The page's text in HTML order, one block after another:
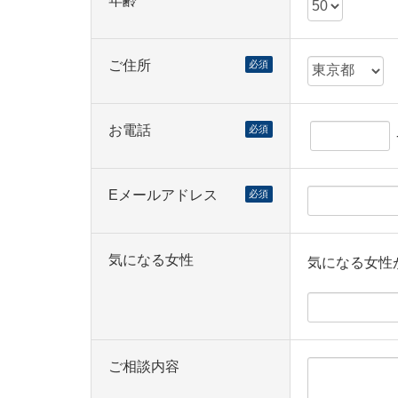
ご住所 必須
お電話 必須
Eメールアドレス 必須
気になる女性 気になる女性
ご相談内容